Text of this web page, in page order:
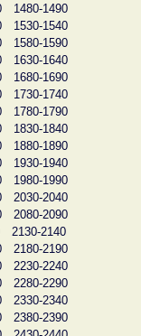
1480-1490
1530-1540
1580-1590
1630-1640
1680-1690
1730-1740
1780-1790
1830-1840
1880-1890
1930-1940
1980-1990
2030-2040
2080-2090
2130-2140
2180-2190
2230-2240
2280-2290
2330-2340
2380-2390